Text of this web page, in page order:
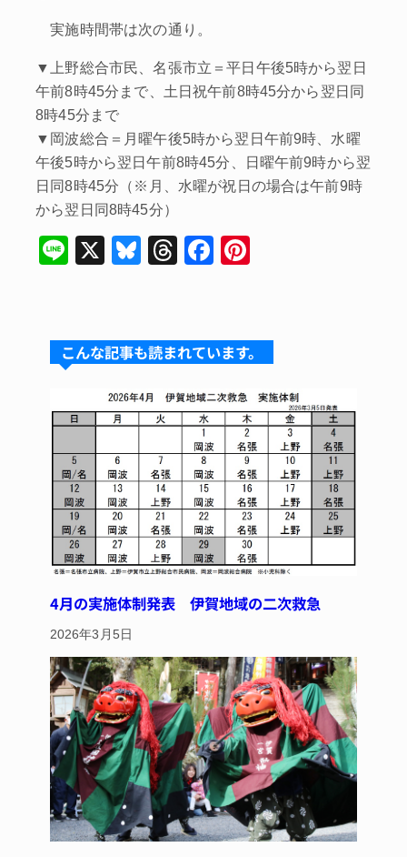
実施時間帯は次の通り。
▼上野総合市民、名張市立＝平日午後5時から翌日
午前8時45分まで、土日祝午前8時45分から翌日同
8時45分まで
▼岡波総合＝月曜午後5時から翌日午前9時、水曜
午後5時から翌日午前8時45分、日曜午前9時から翌
日同8時45分（※月、水曜が祝日の場合は午前9時
から翌日同8時45分）
Li
X
Bl
s
k
y
T
a
d
s
F
e
b
o
o
k
e
st
こんな記事も読まれています。
4月の実施体制発表 伊賀地域の二次救急
2026年3月5日